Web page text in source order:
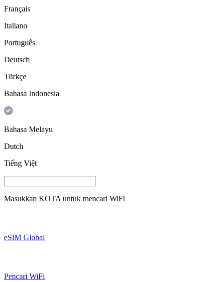
Français
Italiano
Português
Deutsch
Türkçe
Bahasa Indonesia
Bahasa Melayu
Dutch
Tiếng Việt
Masukkan KOTA untuk mencari WiFi
eSIM Global
Pencari WiFi